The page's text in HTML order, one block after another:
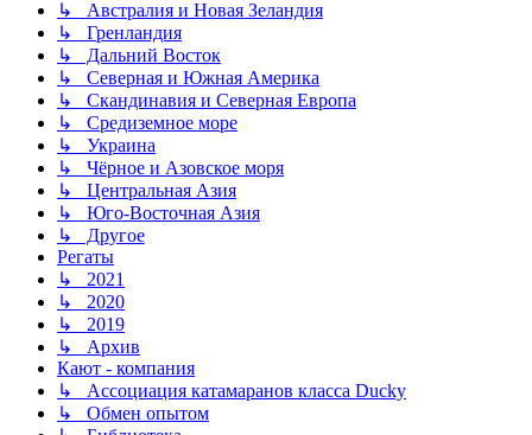
↳ Австралия и Новая Зеландия
↳ Гренландия
↳ Дальний Восток
↳ Северная и Южная Америка
↳ Скандинавия и Северная Европа
↳ Средиземное море
↳ Украина
↳ Чёрное и Азовское моря
↳ Центральная Азия
↳ Юго-Восточная Азия
↳ Другое
Регаты
↳ 2021
↳ 2020
↳ 2019
↳ Архив
Кают - компания
↳ Ассоциация катамаранов класса Ducky
↳ Обмен опытом